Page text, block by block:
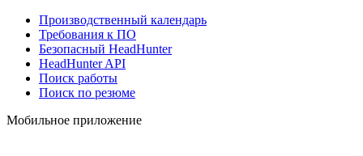
Производственный календарь
Требования к ПО
Безопасный HeadHunter
HeadHunter API
Поиск работы
Поиск по резюме
Мобильное приложение